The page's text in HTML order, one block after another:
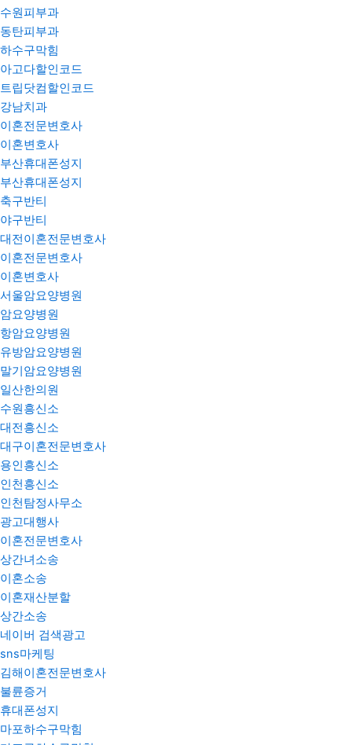
수원피부과
동탄피부과
하수구막힘
아고다할인코드
트립닷컴할인코드
강남치과
이혼전문변호사
이혼변호사
부산휴대폰성지
부산휴대폰성지
축구반티
야구반티
대전이혼전문변호사
이혼전문변호사
이혼변호사
서울암요양병원
암요양병원
항암요양병원
유방암요양병원
말기암요양병원
일산한의원
수원흥신소
대전흥신소
대구이혼전문변호사
용인흥신소
인천흥신소
인천탐정사무소
광고대행사
이혼전문변호사
상간녀소송
이혼소송
이혼재산분할
상간소송
네이버 검색광고
sns마케팅
김해이혼전문변호사
불륜증거
휴대폰성지
마포하수구막힘